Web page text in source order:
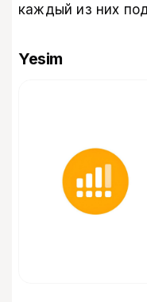
каждый из них
Yesim